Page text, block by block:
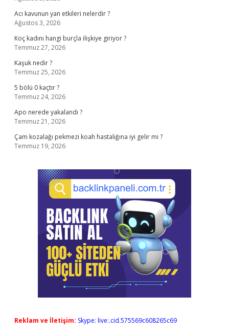
Acı kavunun yan etkileri nelerdir ?
Ağustos 3, 2026
Koç kadını hangi burçla ilişkiye giriyor ?
Temmuz 27, 2026
Kaşuk nedir ?
Temmuz 25, 2026
5 bölü 0 kaçtır ?
Temmuz 24, 2026
Apo nerede yakalandı ?
Temmuz 21, 2026
Çam kozalağı pekmezi koah hastalığına iyi gelir mi ?
Temmuz 19, 2026
Reklam ve İletişim: Skype: live:.cid.575569c608265c69